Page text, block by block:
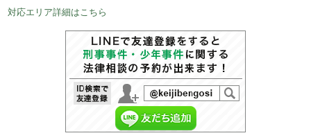
対応エリア詳細はこちら